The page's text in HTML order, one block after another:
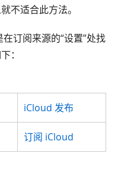
不适合此方法。
订阅来源的“设置”处找
：
iCloud 发布
订阅 iCloud